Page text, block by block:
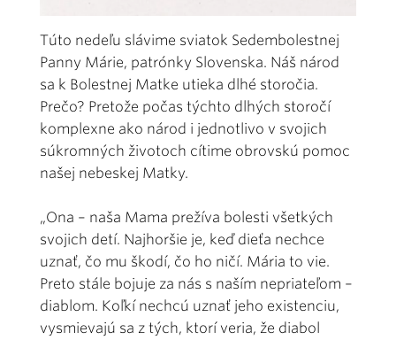
Túto nedeľu slávime sviatok Sedembolestnej
Panny Márie, patrónky Slovenska. Náš národ
sa k Bolestnej Matke utieka dlhé storočia.
Prečo? Pretože počas týchto dlhých storočí
komplexne ako národ i jednotlivo v svojich
súkromných životoch cítime obrovskú pomoc
našej nebeskej Matky.
„Ona – naša Mama prežíva bolesti všetkých
svojich detí. Najhoršie je, keď dieťa nechce
uznať, čo mu škodí, čo ho ničí. Mária to vie.
Preto stále bojuje za nás s naším nepriateľom –
diablom. Koľkí nechcú uznať jeho existenciu,
vysmievajú sa z tých, ktorí veria, že diabol